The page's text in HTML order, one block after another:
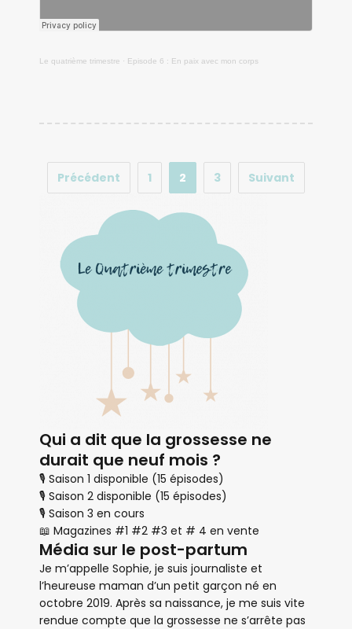
Le quatrième trimestre · Episode 6 : En paix avec mon corps
Précédent 1 2 3 Suivant
Qui a dit que la grossesse ne
durait que neuf mois ?
🎙 Saison 1 disponible (15 épisodes)
🎙 Saison 2 disponible (15 épisodes)
🎙 Saison 3 en cours
📖 Magazines #1 #2 #3 et # 4 en vente
Média sur le post-partum
Je m’appelle Sophie, je suis journaliste et
l’heureuse maman d’un petit garçon né en
octobre 2019. Après sa naissance, je me suis vite
rendue compte que la grossesse ne s’arrête pas